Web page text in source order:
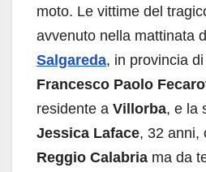
moto. Le vittime del
avvenuto nella mattinata
Salgareda, in provincia di
Francesco Paolo
residente a Villorba, e la
Jessica Laface, 32 anni,
Reggio Calabria ma da